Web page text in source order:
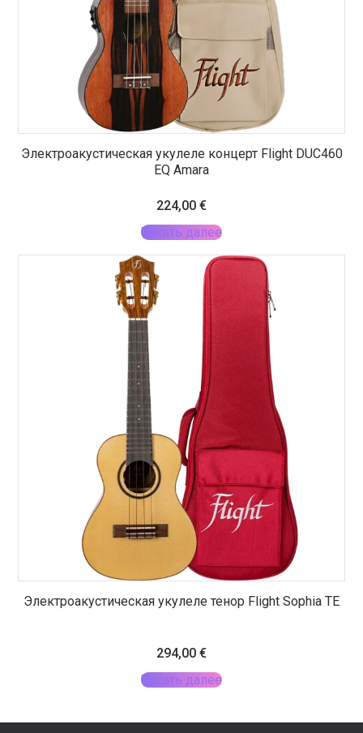
Электроакустическая укулеле концерт Flight DUC460
EQ Amara
224,00 €
Читать далее
Электроакустическая укулеле тенор Flight Sophia TE
294,00 €
Читать далее